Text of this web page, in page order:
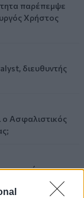
παρέπεμψε
Χρήστος
διευθυντής
ο Ασφαλιστικός
στα πέντε